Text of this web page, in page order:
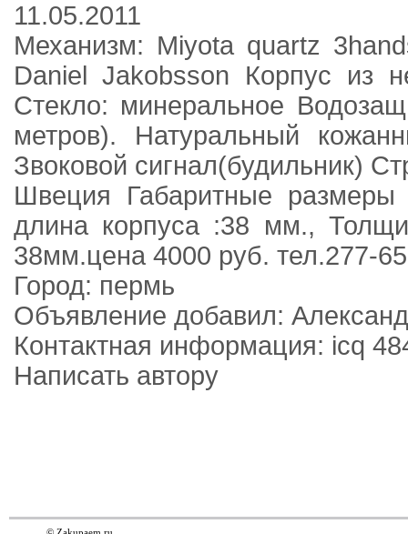
11.05.2011
Механизм: Miyota quartz
Daniel Jakobsson Корпус из
Стекло: минеральное
метров). Натуральный
Звоковой сигнал(будильник)
Швеция Габаритные
длина корпуса :38 мм.,
38мм.цена 4000 руб. тел.277-
Город: пермь
Объявление добавил:
Контактная информация: icq
Написать автору